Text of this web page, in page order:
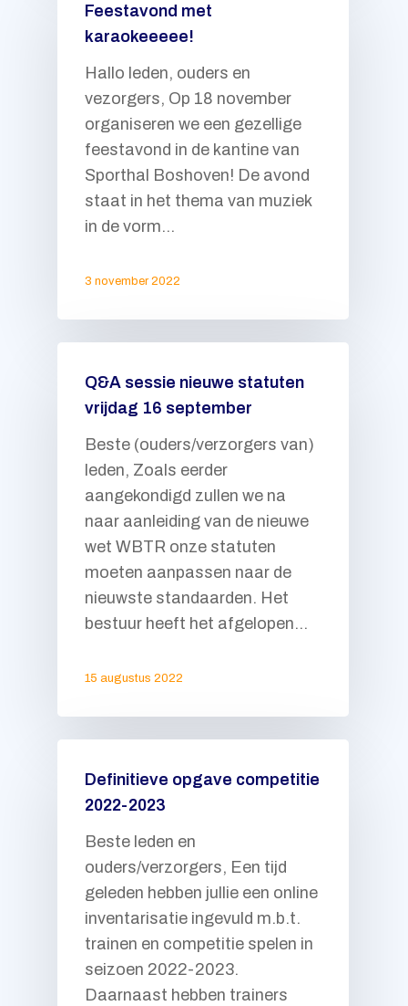
Feestavond met
karaokeeeee!
Hallo leden, ouders en
vezorgers, Op 18 november
organiseren we een gezellige
feestavond in de kantine van
Sporthal Boshoven! De avond
staat in het thema van muziek
in de vorm…
3 november 2022
Q&A sessie nieuwe statuten
vrijdag 16 september
Beste (ouders/verzorgers van)
leden, Zoals eerder
aangekondigd zullen we na
naar aanleiding van de nieuwe
wet WBTR onze statuten
moeten aanpassen naar de
nieuwste standaarden. Het
bestuur heeft het afgelopen…
15 augustus 2022
Definitieve opgave competitie
2022-2023
Beste leden en
ouders/verzorgers, Een tijd
geleden hebben jullie een online
inventarisatie ingevuld m.b.t.
trainen en competitie spelen in
seizoen 2022-2023.
Daarnaast hebben trainers
Clubinfo
De club
Training
Nieuws
Kalender
Lidmaatschap